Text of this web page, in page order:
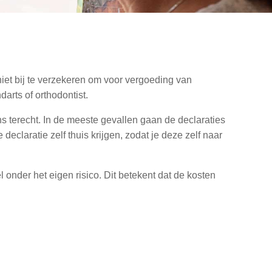
bij te verzekeren om voor vergoeding van
of orthodontist.
terecht. In de meeste gevallen gaan de declaraties
zelf thuis krijgen, zodat je deze zelf naar
het eigen risico. Dit betekent dat de kosten